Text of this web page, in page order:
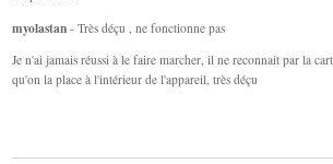
myolastan - Très déçu , ne fonctionne pas
Je n'ai jamais réussi à le faire marcher, il ne reconnait par la
qu'on la place à l'intérieur de l'appareil, très déçu